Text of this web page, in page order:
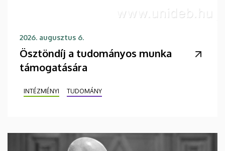
2026. augusztus 6.
Ösztöndíj a tudományos munka
támogatására
INTÉZMÉNYI TUDOMÁNY